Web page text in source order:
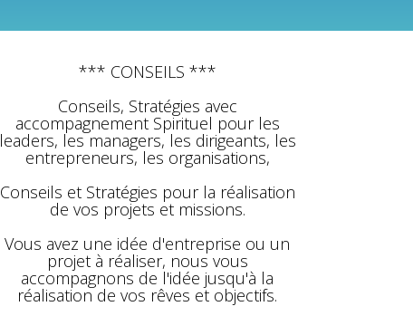
*** CONSEILS ***
Conseils, Stratégies avec
accompagnement Spirituel pour les
leaders, les managers, les dirigeants, les
entrepreneurs, les organisations,
Conseils et Stratégies pour la réalisation
de vos projets et missions.
Vous avez une idée d'entreprise ou un
projet à réaliser, nous vous
accompagnons de l'idée jusqu'à la
réalisation de vos rêves et objectifs.